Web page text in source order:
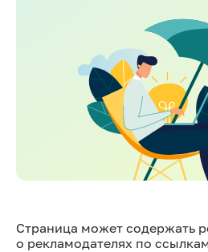
Страница может содержать
о рекламодателях по